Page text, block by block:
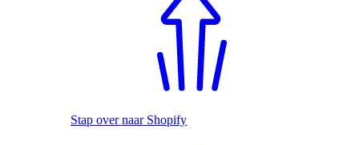
Stap over naar Shopify